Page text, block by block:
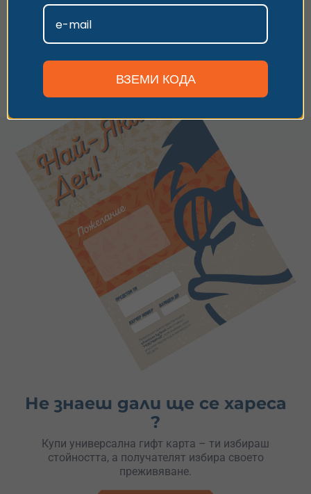
Имаш код за отстъпка? Използвай го по
Виж опциите
Не знаеш дали ще се хареса
?
Купи универсална гифт карта – ти избираш
стойността, а получателят избира своето
преживяване.
ВЗЕМИ КОДА